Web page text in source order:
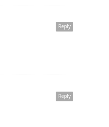
Reply
Reply